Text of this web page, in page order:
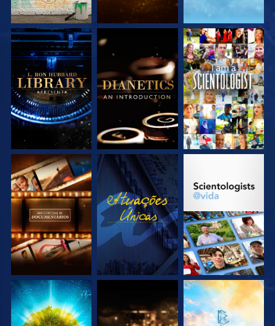
EXPLORE A SÉRIE EXPLORE A SÉRIE VEJA
EXPLORE A SÉRIE VEJA EXPLORE A SÉRIE
EXPLORE A SÉRIE EXPLORE A SÉRIE EXPLORE A SÉRIE